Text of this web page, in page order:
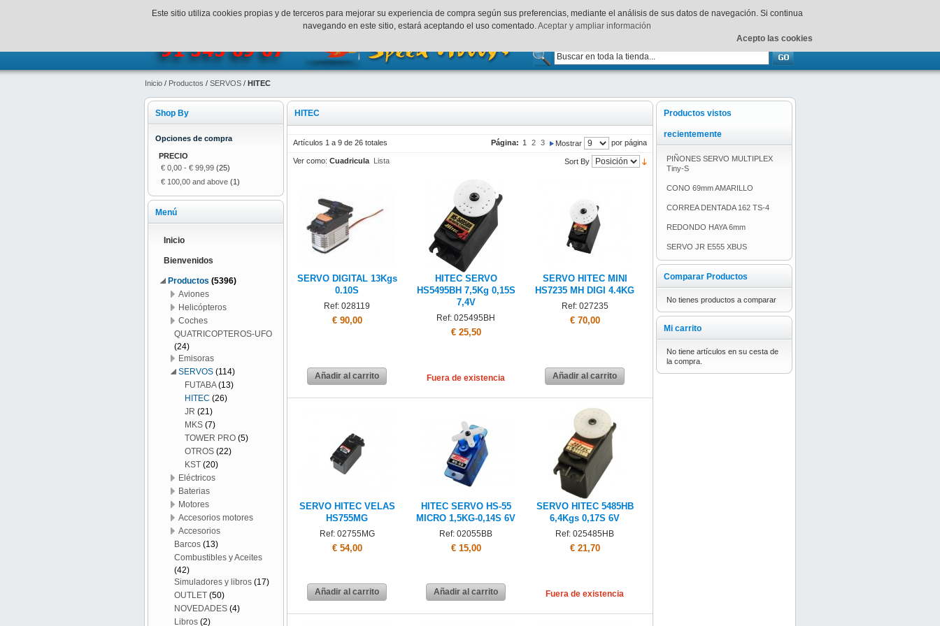
¡Bienvenidos a SpeedHobbys! Mi cuenta Finalizar Compra Acceder Sucarrito está vacío.
Inicio / Productos / SERVOS / HITEC
HITEC
Artículos 1 a 9 de 26 totales Mostrar por página
Página: 1 2 3
Ver como: Cuadricula Lista Sort By
SERVO DIGITAL 13Kgs
0.10S
Ref: 028119
€ 90,00
Añadir al carrito
HITEC SERVO
HS5495BH 7,5Kg 0,15S
7,4V
Ref: 025495BH
€ 25,50
Fuera de existencia
SERVO HITEC MINI
HS7235 MH DIGI 4.4KG
Ref: 027235
€ 70,00
Añadir al carrito
SERVO HITEC VELAS
HS755MG
Ref: 02755MG
€ 54,00
Añadir al carrito
HITEC SERVO HS-55
MICRO 1,5KG-0,14S 6V
Ref: 02055BB
€ 15,00
Añadir al carrito
SERVO HITEC 5485HB
6,4Kgs 0,17S 6V
Ref: 025485HB
€ 21,70
Fuera de existencia
Shop By
Opciones de compra
PRECIO
€ 0,00 - € 99,99 (25)
€ 100,00 and above (1)
Menú
Inicio
Bienvenidos
Productos (5396)
Aviones
Helicópteros
Coches
QUATRICOPTEROS-UFO
(24)
Emisoras
SERVOS (114)
FUTABA (13)
HITEC (26)
JR (21)
MKS (7)
TOWER PRO (5)
OTROS (22)
KST (20)
Eléctricos
Baterias
Motores
Accesorios motores
Accesorios
Barcos (13)
Combustibles y Aceites
(42)
Simuladores y libros (17)
OUTLET (50)
NOVEDADES (4)
Libros (2)
Productos vistos
recientemente
PIÑONES SERVO MULTIPLEX
Tiny-S
CONO 69mm AMARILLO
CORREA DENTADA 162 TS-4
REDONDO HAYA 6mm
SERVO JR E555 XBUS
Comparar Productos
No tienes productos a comparar
Mi carrito
No tiene artículos en su cesta de
la compra.
Este sitio utiliza cookies propias y de terceros para mejorar su experiencia de compra según sus preferencias, mediante el análisis de sus datos de navegación. Si continua
navegando en este sitio, estará aceptando el uso comentado.Aceptar y ampliar información
Acepto las cookies